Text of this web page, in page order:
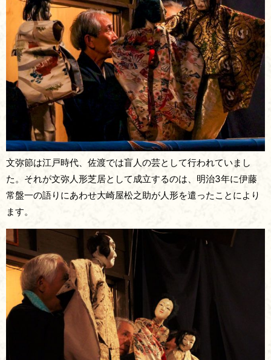
文弥節は江戸時代、佐渡では盲人の芸として行われていまし
た。それが文弥人形芝居として成立するのは、明治3年に伊藤
常盤一の語りにあわせ大崎屋松之助が人形を遣ったことにより
ます。